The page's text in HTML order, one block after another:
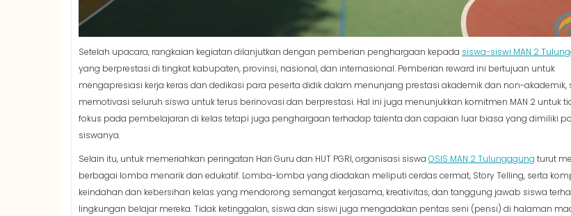
Setelah upacara, rangkaian kegiatan dilanjutkan dengan pemberian penghargaan kepada siswa-siswi MAN 2
yang berprestasi di tingkat kabupaten, provinsi, nasional, dan internasional. Pemberian reward ini bertujuan untuk
mengapresiasi kerja keras dan dedikasi para peserta didik dalam menunjang prestasi akademik dan non-akademik,
memotivasi seluruh siswa untuk terus berinovasi dan berprestasi. Hal ini juga menunjukkan komitmen MAN 2 untuk
fokus pada pembelajaran di kelas tetapi juga penghargaan terhadap talenta dan capaian luar biasa yang dimiliki
siswanya.
Selain itu, untuk memeriahkan peringatan Hari Guru dan HUT PGRI, organisasi siswa OSIS MAN 2 Tulungagung turut
berbagai lomba menarik dan edukatif. Lomba-lomba yang diadakan meliputi cerdas cermat, Story Telling, serta
keindahan dan kebersihan kelas yang mendorong semangat kerjasama, kreativitas, dan tanggung jawab siswa
lingkungan belajar mereka. Tidak ketinggalan, siswa dan siswi juga mengadakan pentas seni (pensi) di halaman